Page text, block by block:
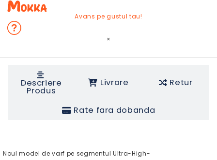
Avans pe gustul tau!
×
Descriere
Produs
Livrare Retur
Rate fara dobanda
Noul model de varf pe segmentul Ultra-High-